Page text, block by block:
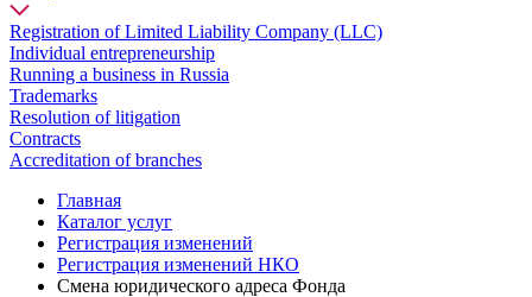
Registration of Limited Liability Company (LLC)
Individual entrepreneurship
Running a business in Russia
Trademarks
Resolution of litigation
Contracts
Accreditation of branches
Главная
Каталог услуг
Регистрация изменений
Регистрация изменений НКО
Смена юридического адреса Фонда